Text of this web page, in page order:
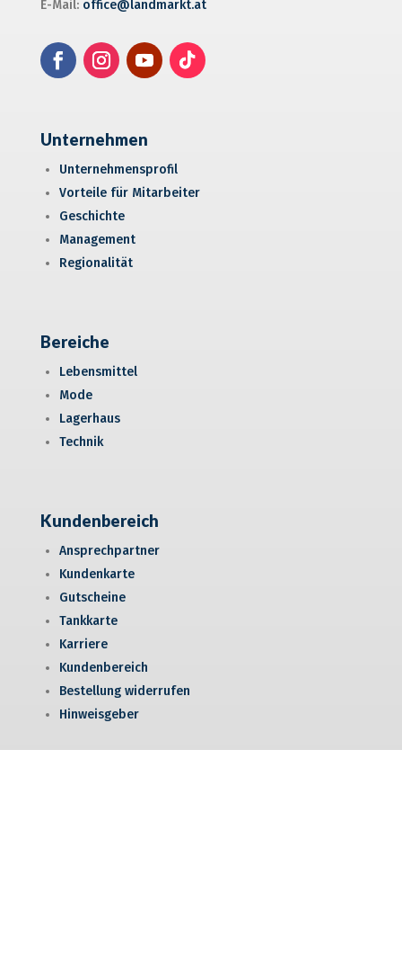
E-Mail: office@landmarkt.at
Unternehmen
Unternehmensprofil
Vorteile für Mitarbeiter
Geschichte
Management
Regionalität
Bereiche
Lebensmittel
Mode
Lagerhaus
Technik
Kundenbereich
Ansprechpartner
Kundenkarte
Gutscheine
Tankkarte
Karriere
Kundenbereich
Bestellung widerrufen
Hinweisgeber